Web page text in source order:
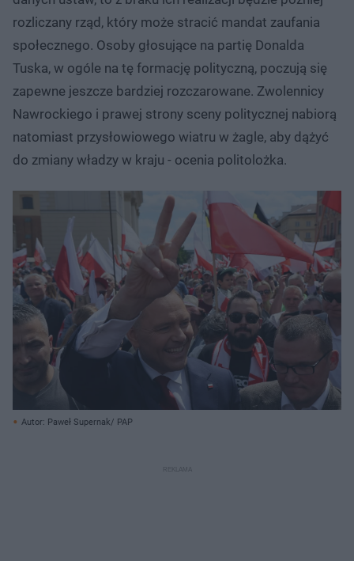
rozliczany rząd, który może stracić mandat zaufania
społecznego. Osoby głosujące na partię Donalda
Tuska, w ogóle na tę formację polityczną, poczują się
zapewne jeszcze bardziej rozczarowane. Zwolennicy
Nawrockiego i prawej strony sceny politycznej nabiorą
natomiast przysłowiowego wiatru w żagle, aby dążyć
do zmiany władzy w kraju - ocenia politolożka.
Autor: Paweł Supernak/ PAP